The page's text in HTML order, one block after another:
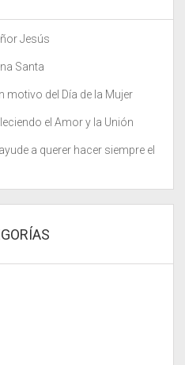
Jesús
Santa
del Día de la Mujer
el Amor y la Unión
a querer hacer siempre el